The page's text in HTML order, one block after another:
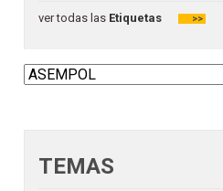
ver todas las Etiquetas >>
TEMAS